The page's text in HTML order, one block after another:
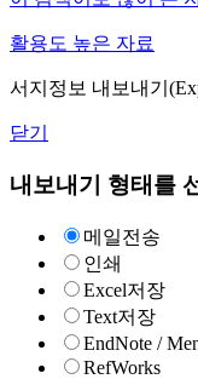
활용도 높은 자료
서지정보 내보내기
닫기
내보내기 형태를
메일전송
인쇄
Excel저장
Text저장
EndNote /
RefWorks